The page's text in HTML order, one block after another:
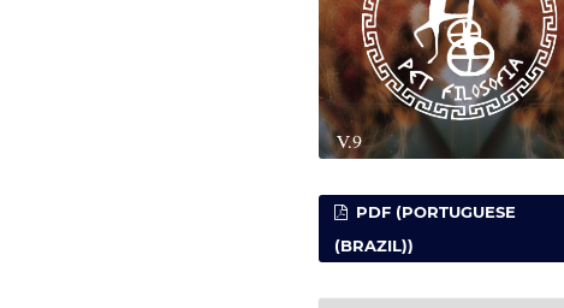
PDF (PORTUGUESE
(BRAZIL))